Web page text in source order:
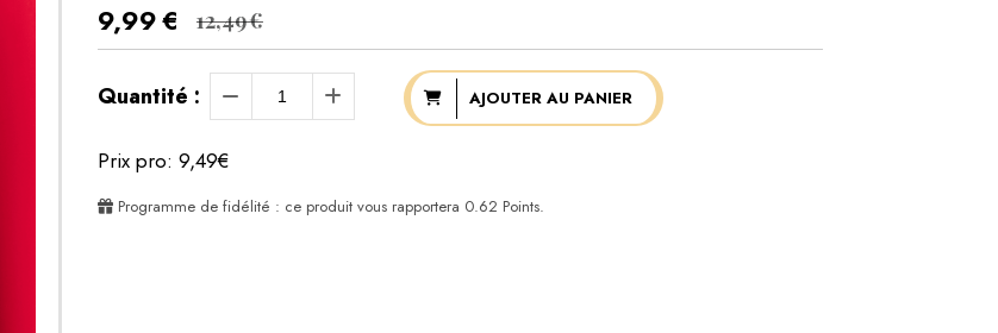
9,99€ 12,49€
Quantité : AJOUTER AU PANIER
Prix pro: 9,49€
Programme de fidélité : ce produit vous rapportera 0.62 Points.